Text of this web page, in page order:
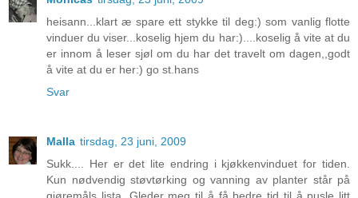
heisann...klart æ spare ett stykke til deg:) som vanlig flotte
vinduer du viser...koselig hjem du har:)....koselig å vite at du
er innom å leser sjøl om du har det travelt om dagen,,godt
å vite at du er her:) go st.hans
Svar
Malla tirsdag, 23 juni, 2009
Sukk.... Her er det lite endring i kjøkkenvinduet for tiden.
Kun nødvendig støvtørking og vanning av planter står på